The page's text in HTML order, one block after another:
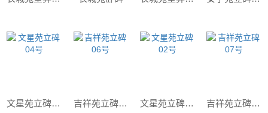
文星苑立碑04号 吉祥苑立碑06号 文星苑立碑02号 吉祥苑立碑07号